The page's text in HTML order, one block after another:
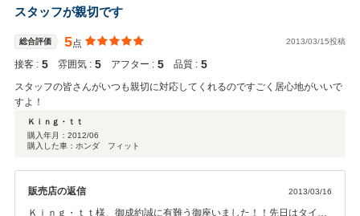
座いました。
スタッフが親切です
総合評価 5点 2013/03/15投稿
接客 : 5 雰囲気 : 5 アフター : 5 品質 : 5
スタッフの皆さんがいつも親切に対応してくれるのですごく居心地がいいで
すよ！
Ｋｉｎｇ・ｔｔ
購入年月： 2012/06
購入した車：ホンダ フィット
販売店の返信 2013/03/16
Ｋｉｎｇ・ｔｔ様、御成約誠に有難う御座いました！！先日はタイヤ